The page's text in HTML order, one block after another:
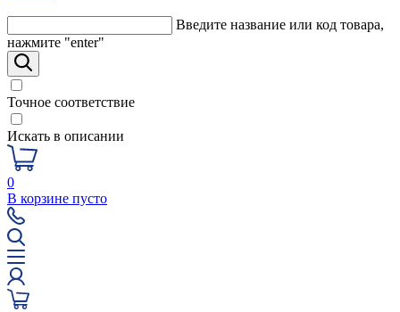
Введите название или код товара,
нажмите "enter"
Точное соответствие
Искать в описании
0
В корзине пусто